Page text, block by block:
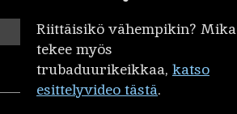
Riittäisikö vähempikin? Mika
tekee myös
trubaduurikeikkaa, katso
esittelyvideo tästä.